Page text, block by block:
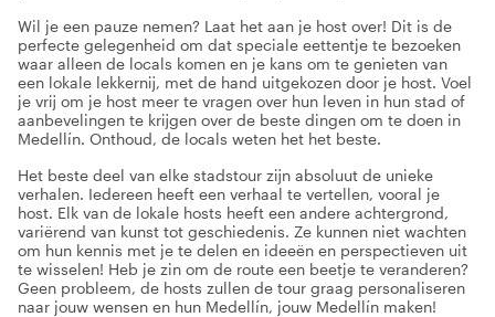
Wil je een pauze nemen? Laat het aan je host over! Dit is de
perfecte gelegenheid om dat speciale eettentje te bezoeken
waar alleen de locals komen en je kans om te genieten van
een lokale lekkernij, met de hand uitgekozen door je host. Voel
je vrij om je host meer te vragen over hun leven in hun stad of
aanbevelingen te krijgen over de beste dingen om te doen in
Medellín. Onthoud, de locals weten het het beste.
Het beste deel van elke stadstour zijn absoluut de unieke
verhalen. Iedereen heeft een verhaal te vertellen, vooral je
host. Elk van de lokale hosts heeft een andere achtergrond,
variërend van kunst tot geschiedenis. Ze kunnen niet wachten
om hun kennis met je te delen en ideeën en perspectieven uit
te wisselen! Heb je zin om de route een beetje te veranderen?
Geen probleem, de hosts zullen de tour graag personaliseren
naar jouw wensen en hun Medellín, jouw Medellín maken!